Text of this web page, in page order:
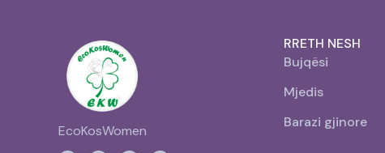
EcoKosWomen
RRETH NESH
Bujqësi
Mjedis
Barazi gjinore